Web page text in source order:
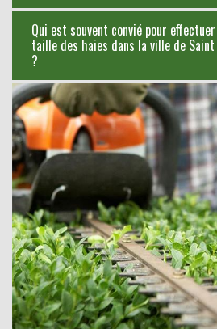
Qui est souvent convié pour
taille des haies dans la ville de
?